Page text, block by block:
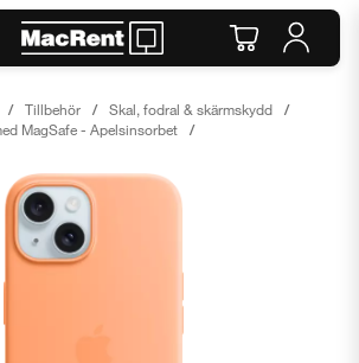
Tillbehör
Skal, fodral & skärmskydd
MagSafe - Apelsinsorbet